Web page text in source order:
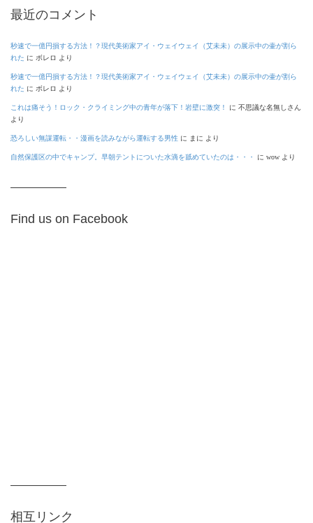
最近のコメント
秒速で一億円損する方法！？現代美術家アイ・ウェイウェイ（艾未未）の展示中の壷が割ら
れた に ボレロ より
秒速で一億円損する方法！？現代美術家アイ・ウェイウェイ（艾未未）の展示中の壷が割ら
れた に ボレロ より
これは痛そう！ロック・クライミング中の青年が落下！岩壁に激突！ に 不思議な名無しさん
より
恐ろしい無謀運転・・漫画を読みながら運転する男性 に まに より
自然保護区の中でキャンプ。早朝テントについた水滴を舐めていたのは・・・ に wow より
Find us on Facebook
相互リンク